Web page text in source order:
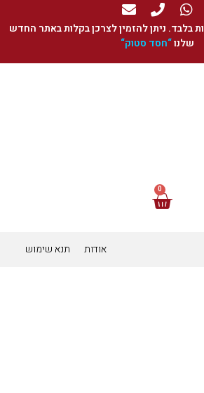
בלבד. ניתן להזמין לצרכן בקלות באתר החדש
שלנו“חסד סטוק“
אודות תנא שימוש